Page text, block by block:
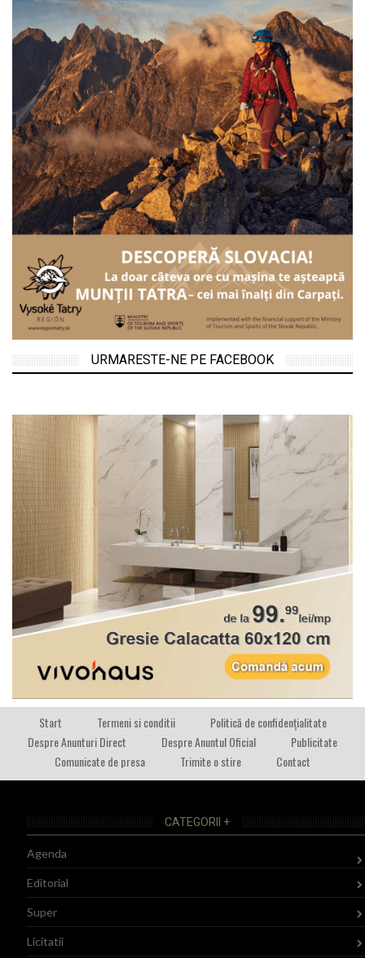
URMARESTE-NE PE FACEBOOK
Start Termeni si conditii
Politică de confidențialitate
Despre Anunturi Direct
Despre Anuntul Oficial
Publicitate
Comunicate de presa
Trimite o stire Contact
CATEGORII +
Agenda
Editorial
Super
Licitatii